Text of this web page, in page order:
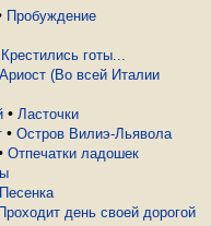
Пробуждение
Крестились готы...
Ариост (Во всей Италии
• Ласточки
• Остров Вилиэ-Льявола
Отпечатки ладошек
Песенка
Проходит день своей дорогой